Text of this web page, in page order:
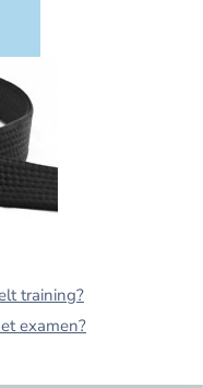
training?
examen?